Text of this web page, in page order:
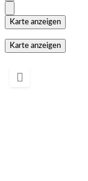
Karte anzeigen
Karte anzeigen